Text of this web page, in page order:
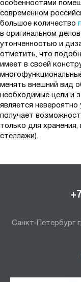
особенностями
современном
большое количество
в оригинальном
утонченностью и
отметить, что
имеет в своей
менять внешний вид
необходимые цели и
является
получает
только для
стеллажи).
Санкт-Петербург